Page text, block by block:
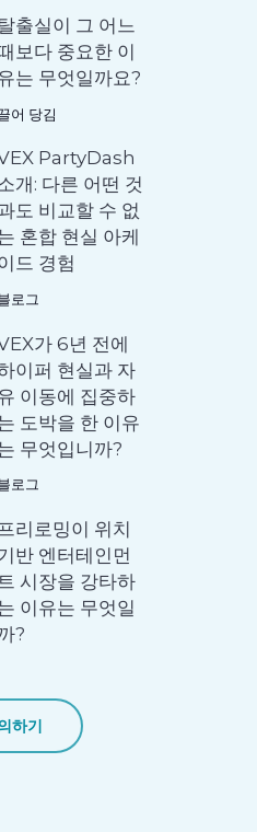
출실이 그 어느
보다 중요한 이
는 무엇일까요?
어 당김
PartyDash
개: 다른 어떤 것
도 비교할 수 없
혼합 현실 아케
드 경험
로그
가 6년 전에
이퍼 현실과 자
이동에 집중하
도박을 한 이유
무엇입니까?
로그
프리로밍이 위치
반 엔터테인먼
트 시장을 강타하
이유는 무엇일
?
하기